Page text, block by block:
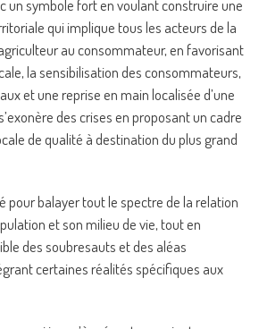
un symbole fort en voulant construire une
qui implique tous les acteurs de la
au consommateur, en favorisant
la sensibilisation des consommateurs,
et une reprise en main localisée d’une
des crises en proposant un cadre
de qualité à destination du plus grand
pour balayer tout le spectre de la relation
et son milieu de vie, tout en
des soubresauts et des aléas
certaines réalités spécifiques aux